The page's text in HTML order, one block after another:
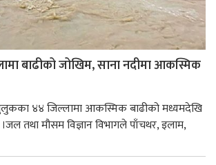
बाढीको जोखिम, साना नदीमा आकस्मिक
४४ जिल्लामा आकस्मिक बाढीको मध्यमदेखि
तथा मौसम विज्ञान विभागले पाँचथर, इलाम,